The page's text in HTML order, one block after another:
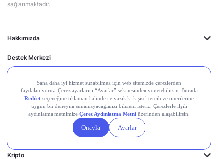
Hakkımızda
Destek Merkezi
Midas Akademi
Borsa Terimleri
Kripto
sağlanmaktadır.